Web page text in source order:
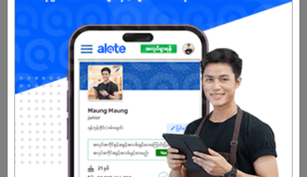
အကောင့်မရှိသေးဘူးလား?
မှတ်ပုံတင်မယ်
နောက်ထပ်အလားတူအလုပ်များ
အထွေထွေလုပ်သား
Nippon Paint (Myanmar) Co.,Ltd
လှိုင်သာယာ | ရန်ကုန်တိုင်း